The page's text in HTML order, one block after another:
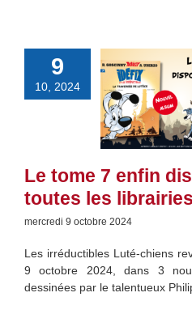
9
10, 2024
Le tome 7 enfin
toutes les librairies
mercredi 9 octobre 2024
Les irréductibles Luté-chiens
9 octobre 2024, dans 3
dessinées par le talentueux